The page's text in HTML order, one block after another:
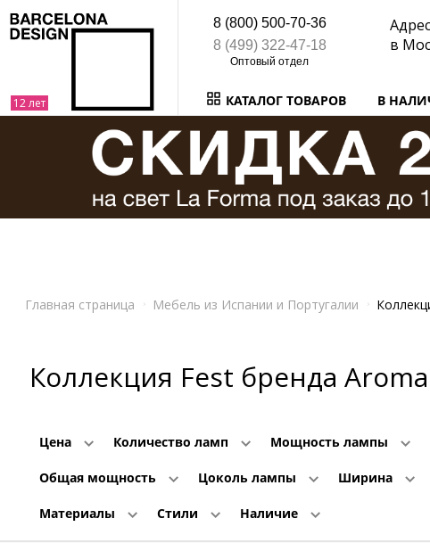
8 (800) 500-70-36
8 (499) 322-47-18
в
КАТАЛОГ ТОВАРОВ В
Главная страница Мебель из Испании и Португалии
Коллекция Fest бренда
Цена Количество ламп Мощность лампы
Общая мощность Цоколь лампы Ширина
Материалы Стили Наличие